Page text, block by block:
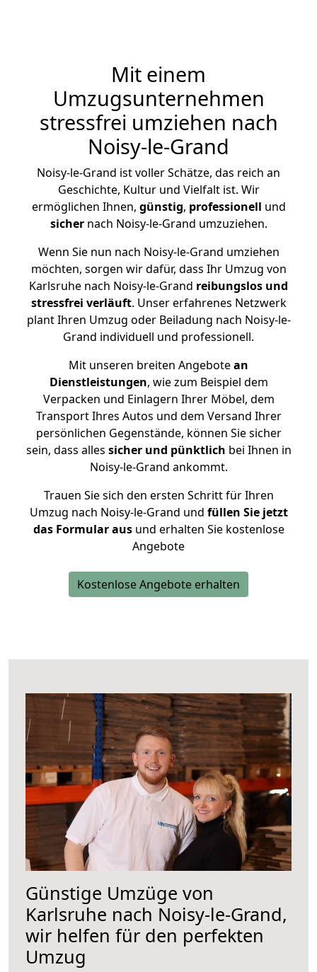
Mit einem
Umzugsunternehmen
stressfrei umziehen nach
Noisy-le-Grand
Noisy-le-Grand ist voller Schätze, das reich an
Geschichte, Kultur und Vielfalt ist. Wir
ermöglichen Ihnen, günstig, professionell und
sichernach Noisy-le-Grand umzuziehen.
Wenn Sie nun nach Noisy-le-Grand umziehen
möchten, sorgen wir dafür, dass Ihr Umzug von
Karlsruhe nach Noisy-le-Grand reibungslos und
stressfrei verläuft. Unser erfahrenes Netzwerk
plant Ihren Umzug oder Beiladung nach Noisy-le-
Grand individuell und professionell.
Mit unseren breiten Angebotean
Dienstleistungen, wie zum Beispiel dem
Verpacken und Einlagern Ihrer Möbel, dem
Transport Ihres Autos und dem Versand Ihrer
persönlichen Gegenstände, können Sie sicher
sein, dass alles sicher und pünktlich bei Ihnen in
Noisy-le-Grand ankommt.
Trauen Sie sich den ersten Schritt für Ihren
Umzug nach Noisy-le-Grand und füllen Sie jetzt
das Formular ausund erhalten Sie kostenlose
Angebote
Kostenlose Angebote erhalten
Günstige Umzüge von
Karlsruhe nach Noisy-le-Grand,
wir helfen für den perfekten
Umzug